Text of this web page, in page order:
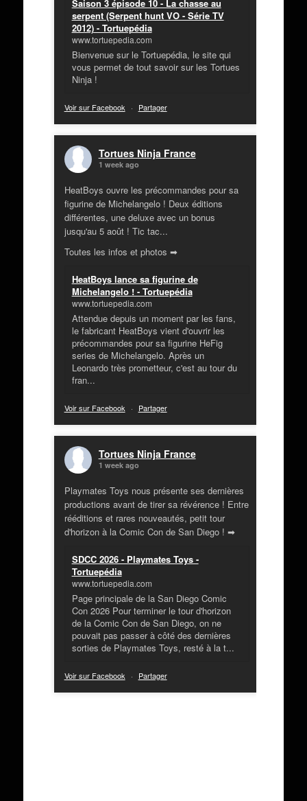
Saison 3 épisode 10 - La chasse au
serpent (Serpent hunt VO - Série TV
2012) - Tortuepédia
www.tortuepedia.com
Bienvenue sur le Tortuepédia, le site qui
vous permet de tout savoir sur les Tortues
Ninja !
Voir sur Facebook · Partager
Tortues Ninja France
1 week ago
HeatBoys ouvre les précommandes pour sa
figurine de Michelangelo ! Deux éditions
différentes, une deluxe avec un bonus
jusqu'au 5 août ! Tic tac...
Toutes les infos et photos ➡
HeatBoys lance sa figurine de
Michelangelo ! - Tortuepédia
www.tortuepedia.com
Attendue depuis un moment par les fans,
le fabricant HeatBoys vient d'ouvrir les
précommandes pour sa figurine HeFig
series de Michelangelo. Après un
Leonardo très prometteur, c'est au tour du
fran...
Voir sur Facebook · Partager
Tortues Ninja France
1 week ago
Playmates Toys nous présente ses dernières
productions avant de tirer sa révérence ! Entre
rééditions et rares nouveautés, petit tour
d'horizon à la Comic Con de San Diego ! ➡
SDCC 2026 - Playmates Toys -
Tortuepédia
www.tortuepedia.com
Page principale de la San Diego Comic
Con 2026 Pour terminer le tour d'horizon
de la Comic Con de San Diego, on ne
pouvait pas passer à côté des dernières
sorties de Playmates Toys, resté à la t...
Voir sur Facebook · Partager